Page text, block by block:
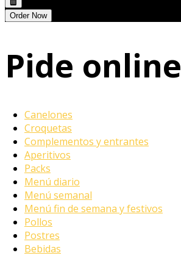
Order Now
Pide online
Canelones
Croquetas
Complementos y entrantes
Aperitivos
Packs
Menú diario
Menú semanal
Menú fin de semana y festivos
Pollos
Postres
Bebidas